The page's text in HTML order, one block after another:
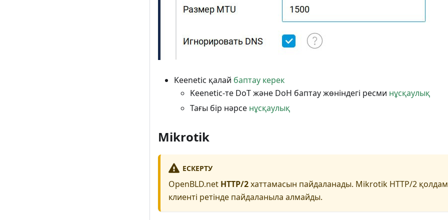
Keenetic қалай баптау керек
Keenetic-те DoT және DoH баптау жөніндегі ресми нұсқаулық
Тағы бір нәрсе нұсқаулық
Mikrotik
ЕСКЕРТУ
OpenBLD.net HTTP/2хаттамасын пайдаланады. Mikrotik HTTP/2
клиенті ретінде пайдаланыла алмайды.